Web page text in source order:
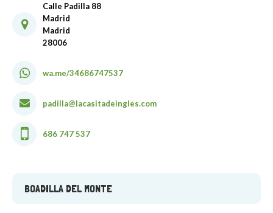
Calle Padilla 88
Madrid
Madrid
28006
wa.me/34686747537
padilla@lacasitadeingles.com
686 747 537
BOADILLA DEL MONTE